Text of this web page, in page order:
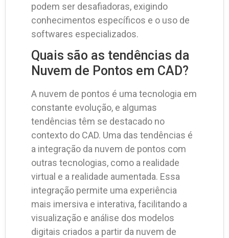
podem ser desafiadoras, exigindo
conhecimentos específicos e o uso de
softwares especializados.
Quais são as tendências da
Nuvem de Pontos em CAD?
A nuvem de pontos é uma tecnologia em
constante evolução, e algumas
tendências têm se destacado no
contexto do CAD. Uma das tendências é
a integração da nuvem de pontos com
outras tecnologias, como a realidade
virtual e a realidade aumentada. Essa
integração permite uma experiência
mais imersiva e interativa, facilitando a
visualização e análise dos modelos
digitais criados a partir da nuvem de